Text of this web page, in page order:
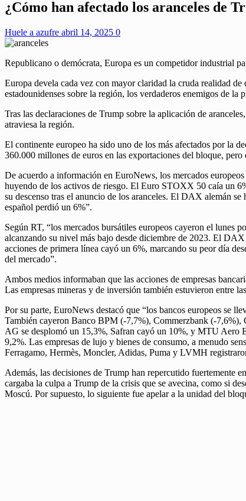
¿Cómo han afectado los aranceles de
Huele a azufre abril 14, 2025 0
Republicano o demócrata, Europa es un competidor industrial
Europa devela cada vez con mayor claridad la cruda realidad de
estadounidenses sobre la región, los verdaderos enemigos de
Tras las declaraciones de Trump sobre la aplicación de
atraviesa la región.
El continente europeo ha sido uno de los más afectados por la
360.000 millones de euros en las exportaciones del bloque,
De acuerdo a información en EuroNews, los mercados
huyendo de los activos de riesgo. El Euro STOXX 50 caía un
su descenso tras el anuncio de los aranceles. El DAX alemán
español perdió un 6%”.
Según RT, “los mercados bursátiles europeos cayeron el lunes
alcanzando su nivel más bajo desde diciembre de 2023. El
acciones de primera línea cayó un 6%, marcando su peor día
del mercado”.
Ambos medios informaban que las acciones de empresas
Las empresas mineras y de inversión también estuvieron entre
Por su parte, EuroNews destacó que “los bancos europeos se
También cayeron Banco BPM (-7,7%), Commerzbank (-
AG se desplomó un 15,3%, Safran cayó un 10%, y MTU Aero
9,2%. Las empresas de lujo y bienes de consumo, a menudo
Ferragamo, Hermès, Moncler, Adidas, Puma y LVMH
Además, las decisiones de Trump han repercutido fuertemente
cargaba la culpa a Trump de la crisis que se avecina, como si
Moscú. Por supuesto, lo siguiente fue apelar a la unidad del